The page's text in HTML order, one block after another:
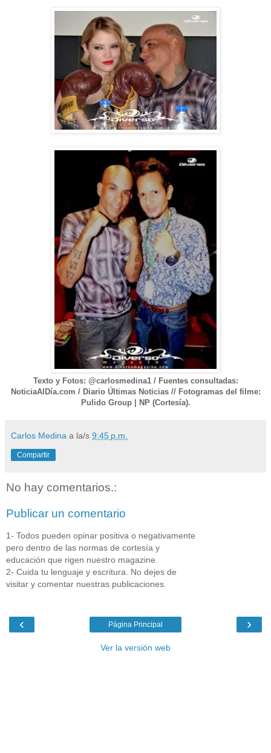
Texto y Fotos: @carlosmedina1 / Fuentes consultadas:
NoticiaAlDía.com / Diario Últimas Noticias //Fotogramas del filme:
Pulido Group | NP (Cortesía).
Carlos Medina a la/s 9:45 p.m.
Compartir
No hay comentarios.:
Publicar un comentario
1- Todos pueden opinar positiva o negativamente
pero dentro de las normas de cortesía y
educación que rigen nuestro magazine.
2- Cuida tu lenguaje y escritura. No dejes de
visitar y comentar nuestras publicaciones.
‹ ›
Página Principal
Ver la versión web